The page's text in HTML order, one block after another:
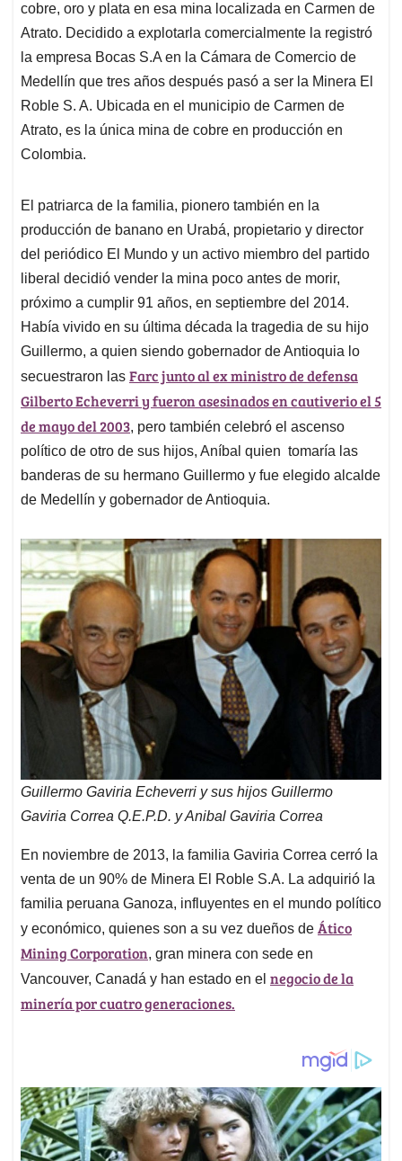
cobre, oro y plata en esa mina localizada en Carmen de
Atrato. Decidido a explotarla comercialmente la registró
la empresa Bocas S.A en la Cámara de Comercio de
Medellín que tres años después pasó a ser la Minera El
Roble S. A. Ubicada en el municipio de Carmen de
Atrato, es la única mina de cobre en producción en
Colombia.
El patriarca de la familia, pionero también en la
producción de banano en Urabá, propietario y director
del periódico El Mundo y un activo miembro del partido
liberal decidió vender la mina poco antes de morir,
próximo a cumplir 91 años, en septiembre del 2014.
Había vivido en su última década la tragedia de su hijo
Guillermo, a quien siendo gobernador de Antioquia lo
secuestraron las Farc junto al ex ministro de defensa
Gilberto Echeverri y fueron asesinados en cautiverio el 5
de mayo del 2003, pero también celebró el ascenso
político de otro de sus hijos, Aníbal quien tomaría las
banderas de su hermano Guillermo y fue elegido alcalde
de Medellín y gobernador de Antioquia.
Guillermo Gaviria Echeverri y sus hijos Guillermo
Gaviria Correa Q.E.P.D. y Anibal Gaviria Correa
En noviembre de 2013, la familia Gaviria Correa cerró la
venta de un 90% de Minera El Roble S.A. La adquirió la
familia peruana Ganoza, influyentes en el mundo político
y económico, quienes son a su vez dueños de Ático
Mining Corporation, gran minera con sede en
Vancouver, Canadá y han estado en el negocio de la
minería por cuatro generaciones.